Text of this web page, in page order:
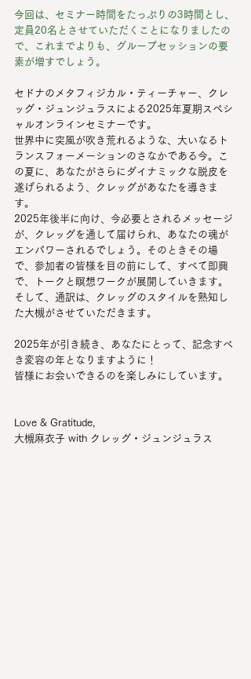
今回は、セミナー時間をたっぷりの3時間とし、
定員20名とさせていただくことになりましたの
で、これまでよりも、グループセッションの要
素が増すでしょう。
セドナのメタフィジカル・ティーチャー、クレ
ッグ・ジュンジュラスによる2025年夏期スペシ
ャルオンラインセミナーです。
世界中に突風が吹き荒れるような、大いなるト
ランスフォーメーションのさなかである今。こ
の夏に、あなたがさらにダイナミックな脱皮を
遂げられるよう、クレッグがあなたを導きま
す。
2025年後半に向け、今必要とされるメッセージ
が、クレッグを通して届けられ、あなたの魂が
エンパワーされるでしょう。そのときその場
で、参加者の皆様を目の前にして、すべて即興
で、トークと瞑想ワークが展開していきます。
そして、通訳は、クレッグのスタイルを熟知し
た大槻がさせていただきます。
2025年が引き続き、あなたにとって、記念すべ
き変容の年となりますように！
皆様にお会いできるのを楽しみにしています。
Love & Gratitude,
大槻麻衣子 with クレッグ・ジュンジュラス